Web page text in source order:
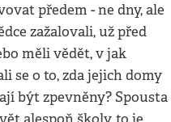
předem - ne dny, ale
zažalovali, už před
měli vědět, v jak
se o to, zda jejich domy
být zpevněny? Spousta